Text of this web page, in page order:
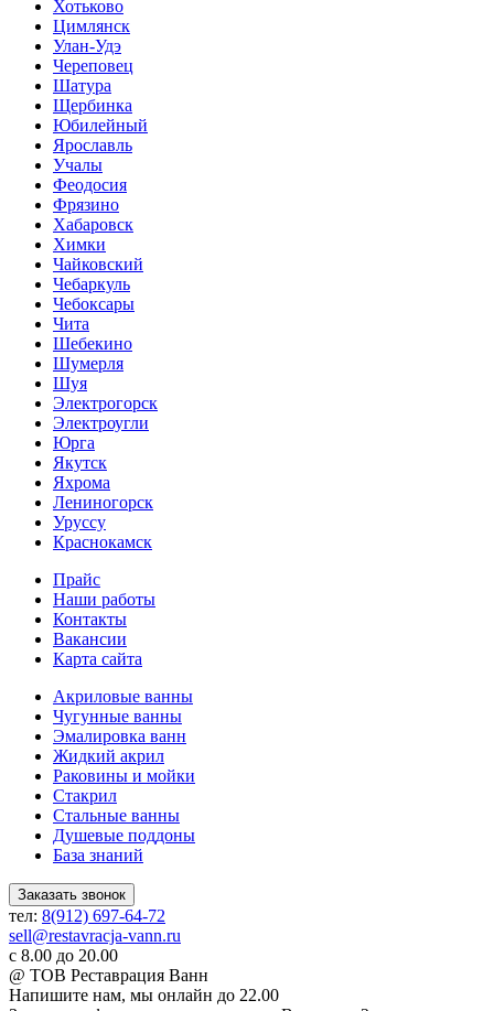
Хотьково
Цимлянск
Улан-Удэ
Череповец
Шатура
Щербинка
Юбилейный
Ярославль
Учалы
Феодосия
Фрязино
Хабаровск
Химки
Чайковский
Чебаркуль
Чебоксары
Чита
Шебекино
Шумерля
Шуя
Электрогорск
Электроугли
Юрга
Якутск
Яхрома
Лениногорск
Уруссу
Краснокамск
Прайс
Наши работы
Контакты
Вакансии
Карта сайта
Акриловые ванны
Чугунные ванны
Эмалировка ванн
Жидкий акрил
Раковины и мойки
Стакрил
Стальные ванны
Душевые поддоны
База знаний
Заказать звонок
тел: 8(912) 697-64-72
sell@restavracja-vann.ru
с 8.00 до 20.00
@ ТОВ Реставрация Ванн
Напишите нам, мы онлайн до 22.00